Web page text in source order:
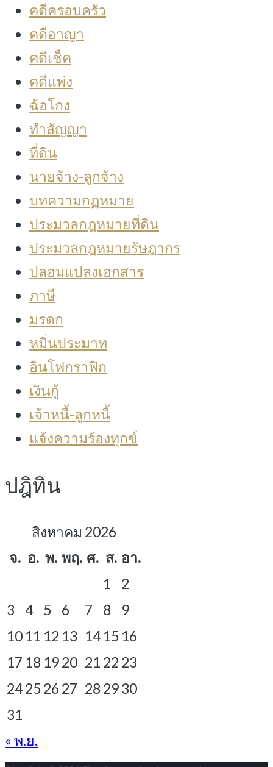
คดีครอบครัว
คดีอาญา
คดีเช็ค
คดีแพ่ง
ฉ้อโกง
ทำสัญญา
ที่ดิน
นายจ้าง-ลูกจ้าง
บทความกฏหมาย
ประมวลกฎหมายที่ดิน
ประมวลกฎหมายรัษฎากร
ปลอมแปลงเอกสาร
ภาษี
มรดก
หมิ่นประมาท
อินโฟกราฟิก
เงินกู้
เจ้าหนี้-ลูกหนี้
แจ้งความร้องทุกข์
ปฎิทิน
สิงหาคม 2026
จ. อ. พ. พฤ. ศ. ส. อา.
1
2
3
4 5 6 7 8
9
10 11 12 13 14 15 16
17 18 1920 21 22 23
2425 26 27 28 2930
31
« พ.ย.